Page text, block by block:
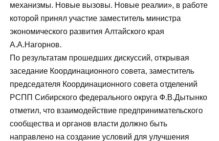
механизмы. Новые вызовы. Новые реалии», в работе
которой принял участие заместитель министра
экономического развития Алтайского края
А.А.Нагорнов.
По результатам прошедших дискуссий, открывая
заседание Координационного совета, заместитель
председателя Координационного совета отделений
РСПП Сибирского федерального округа Ф.В.Дытынко
отметил, что взаимодействие предпринимательского
сообщества и органов власти должно быть
направлено на создание условий для улучшения